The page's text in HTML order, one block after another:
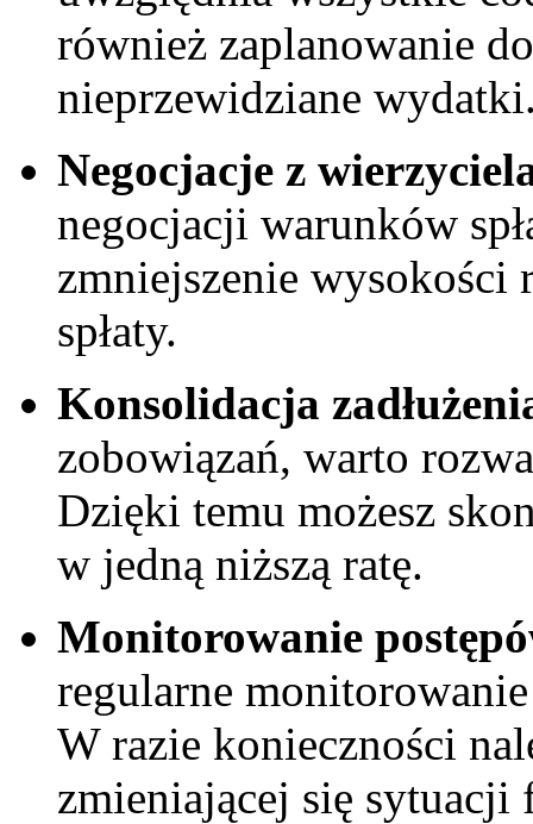
również zaplanowanie
nieprzewidziane​
Negocjacje z
negocjacji​ warunków
zmniejszenie wysokości
spłaty.
Konsolidacja
⁢zobowiązań, warto
‍Dzięki temu możesz
w⁢ jedną ⁢niższą ratę.
Monitorowanie
regularne monitorowanie
W razie⁤ konieczności
zmieniającej‌ się sytuacji